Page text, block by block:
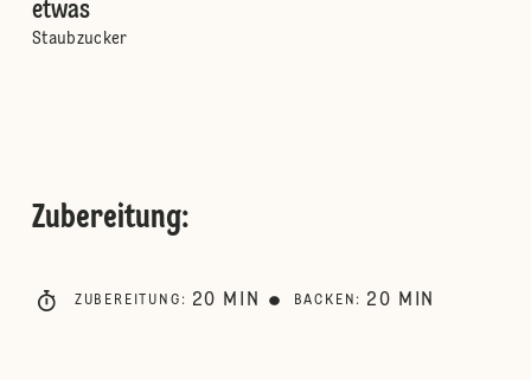
etwas
Staubzucker
Zubereitung:
ZUBEREITUNG : 20 MIN BACKEN : 20 MIN